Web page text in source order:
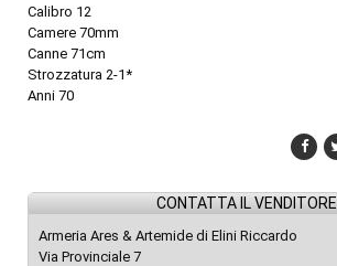
Calibro 12
Camere 70mm
Canne 71cm
Strozzatura 2-1*
Anni 70
CONTATTA IL VENDITORE
Armeria Ares & Artemide di Elini Riccardo
Via Provinciale 7